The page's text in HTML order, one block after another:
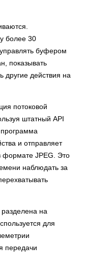
более 30
буфером
показывать
другие действия на
потоковой
штатный API
и отправляет
формате JPEG. Это
наблюдать за
на
для
передачи